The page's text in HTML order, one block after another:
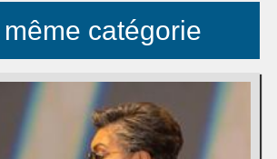
catégorie